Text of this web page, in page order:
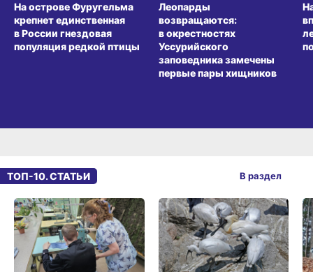
На острове Фуругельма
крепнет единственная
в России гнездовая
популяция редкой птицы
Леопарды
возвращаются:
в окрестностях
Уссурийского
заповедника замечены
первые пары хищников
ТОП-10. СТАТЬИ В раздел